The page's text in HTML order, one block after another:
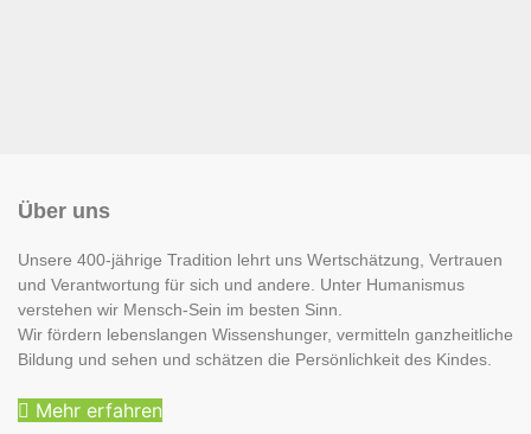
Über uns
Unsere 400-jährige Tradition lehrt uns Wertschätzung, Vertrauen
und Verantwortung für sich und andere. Unter Humanismus
verstehen wir Mensch-Sein im besten Sinn.
Wir fördern lebenslangen Wissenshunger, vermitteln ganzheitliche
Bildung und sehen und schätzen die Persönlichkeit des Kindes.
Mehr erfahren